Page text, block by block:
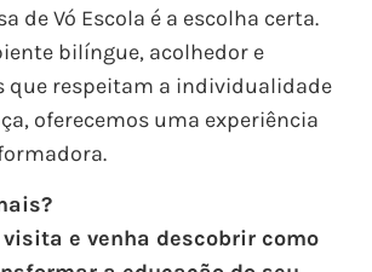
de Vó Escola é a escolha certa.
bilíngue, acolhedor e
que respeitam a individualidade
oferecemos uma experiência
visita e venha descobrir como